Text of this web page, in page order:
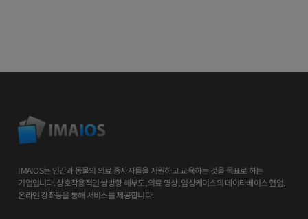
IMAIOS는 인간과 동물의 의료 종사자들을 지원하고 교육하는 것을 목표로 하는
기업입니다. 상호작용적인 쌍방향 해부도, 의료 영상, 임상케이스의 데이타베이스 협업,
온라인 강좌등을 통해 서비스를 제공합니다.